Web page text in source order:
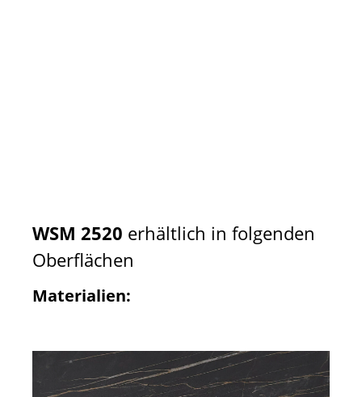
WSM 2520 erhältlich in folgenden
Oberflächen
Materialien: